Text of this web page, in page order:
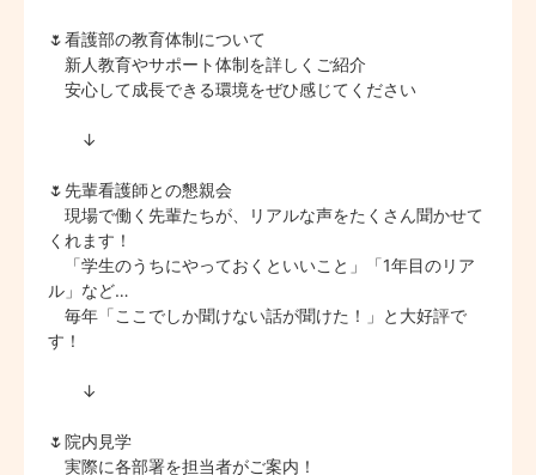
🌷看護部の教育体制について
新人教育やサポート体制を詳しくご紹介
安心して成長できる環境をぜひ感じてください
↓
🌷先輩看護師との懇親会
現場で働く先輩たちが、リアルな声をたくさん聞かせて
くれます！
「学生のうちにやっておくといいこと」「1年目のリア
ル」など…
毎年「ここでしか聞けない話が聞けた！」と大好評で
す！
↓
🌷院内見学
実際に各部署を担当者がご案内！